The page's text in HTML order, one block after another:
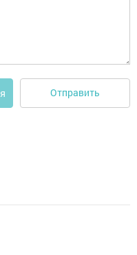
Отправить